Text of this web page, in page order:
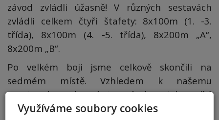
závod zvládli úžasně! V různých sestavách
zvládli celkem čtyři štafety: 8x100m (1. -3.
třída), 8x100m (4. -5. třída), 8x200m „A“,
8x200m „B“.
Po velkém boji jsme celkově skončili na
sedmém místě. Vzhledem k našemu
sportovnímu zázemí, to vnímáme jako velký
úspěch.
Využíváme soubory cookies